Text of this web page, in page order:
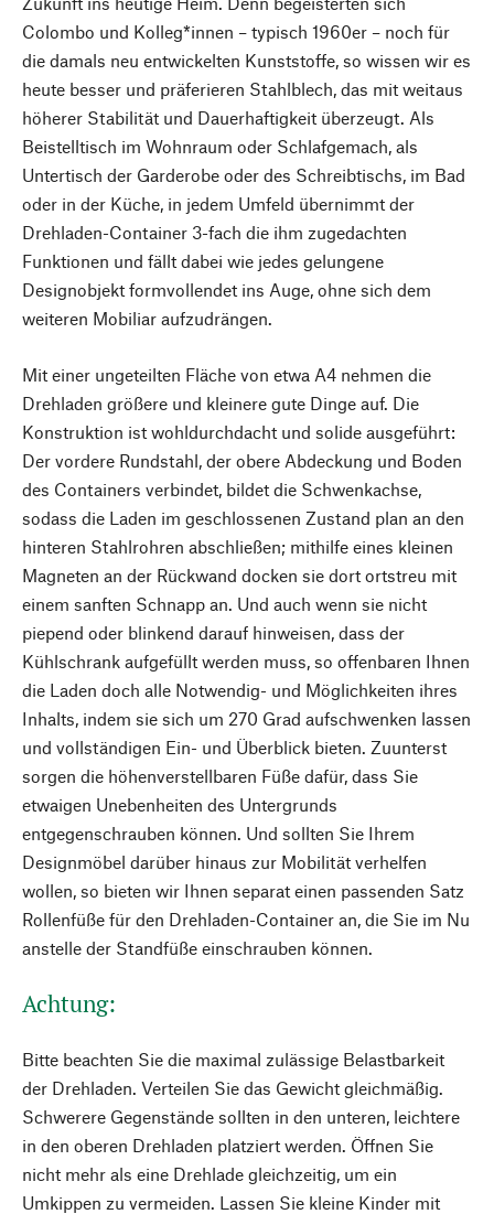
Colombo und Kolleg*innen – typisch 1960er – noch für
die damals neu entwickelten Kunststoffe, so wissen wir es
heute besser und präferieren Stahlblech, das mit weitaus
höherer Stabilität und Dauerhaftigkeit überzeugt. Als
Beistelltisch im Wohnraum oder Schlafgemach, als
Untertisch der Garderobe oder des Schreibtischs, im Bad
oder in der Küche, in jedem Umfeld übernimmt der
Drehladen-Container 3-fach die ihm zugedachten
Funktionen und fällt dabei wie jedes gelungene
Designobjekt formvollendet ins Auge, ohne sich dem
weiteren Mobiliar aufzudrängen.
Mit einer ungeteilten Fläche von etwa A4 nehmen die
Drehladen größere und kleinere gute Dinge auf. Die
Konstruktion ist wohldurchdacht und solide ausgeführt:
Der vordere Rundstahl, der obere Abdeckung und Boden
des Containers verbindet, bildet die Schwenkachse,
sodass die Laden im geschlossenen Zustand plan an den
hinteren Stahlrohren abschließen; mithilfe eines kleinen
Magneten an der Rückwand docken sie dort ortstreu mit
einem sanften Schnapp an. Und auch wenn sie nicht
piepend oder blinkend darauf hinweisen, dass der
Kühlschrank aufgefüllt werden muss, so offenbaren Ihnen
die Laden doch alle Notwendig- und Möglichkeiten ihres
Inhalts, indem sie sich um 270 Grad aufschwenken lassen
und vollständigen Ein- und Überblick bieten. Zuunterst
sorgen die höhenverstellbaren Füße dafür, dass Sie
etwaigen Unebenheiten des Untergrunds
entgegenschrauben können. Und sollten Sie Ihrem
Designmöbel darüber hinaus zur Mobilität verhelfen
wollen, so bieten wir Ihnen separat einen passenden Satz
Rollenfüße für den Drehladen-Container an, die Sie im Nu
anstelle der Standfüße einschrauben können.
Achtung:
Bitte beachten Sie die maximal zulässige Belastbarkeit
der Drehladen. Verteilen Sie das Gewicht gleichmäßig.
Schwerere Gegenstände sollten in den unteren, leichtere
in den oberen Drehladen platziert werden. Öffnen Sie
nicht mehr als eine Drehlade gleichzeitig, um ein
Umkippen zu vermeiden. Lassen Sie kleine Kinder mit